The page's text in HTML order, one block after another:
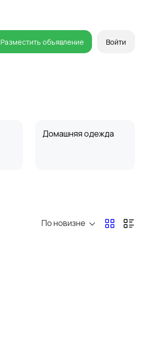
Разместить объявление Войти
Домашняя одежда
По новизне